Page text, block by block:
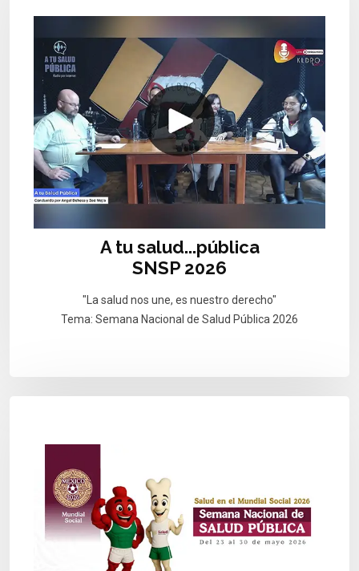
A tu salud...pública
SNSP 2026
"La salud nos une, es nuestro derecho"
Tema: Semana Nacional de Salud Pública 2026